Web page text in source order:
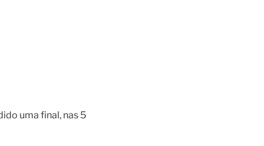
uma final, nas 5